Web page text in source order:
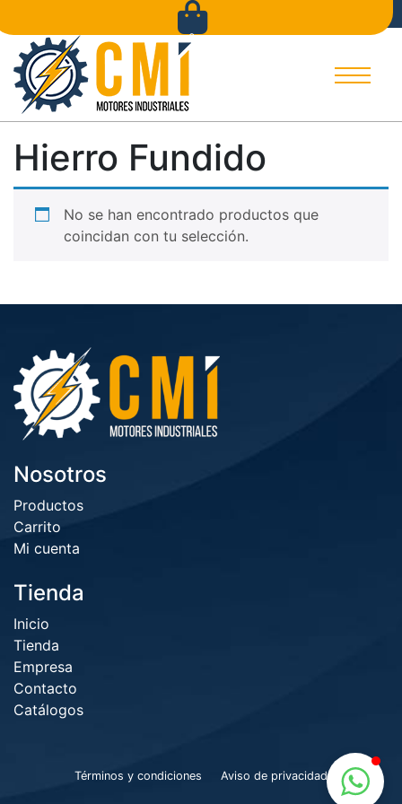
Contacto
0
Hierro Fundido
No se han encontrado productos que
coincidan con tu selección.
Nosotros
Productos
Carrito
Mi cuenta
Tienda
Inicio
Tienda
Empresa
Contacto
Catálogos
Términos y condiciones Aviso de privacidad